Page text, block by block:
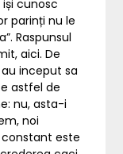
cunosc
parinți nu le
Raspunsul
aici. De
inceput sa
astfel de
nu, asta-i
noi
constant este